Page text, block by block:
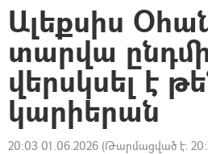
Ալեքսիս
տարվա
վերսկսել է
կարիերան
20:03 01.06.2026 (Թարմացված է: